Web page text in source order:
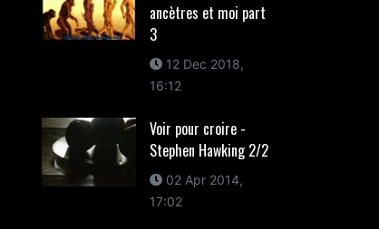
ancètres et moi part
3
12 Dec 2018,
16:12
Voir pour croire -
Stephen Hawking 2/2
02 Apr 2014,
17:02